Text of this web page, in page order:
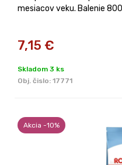
mesiacov veku. Balenie
7,15 €
Skladom 3 ks
Obj. čislo: 17771
Akcia -10%